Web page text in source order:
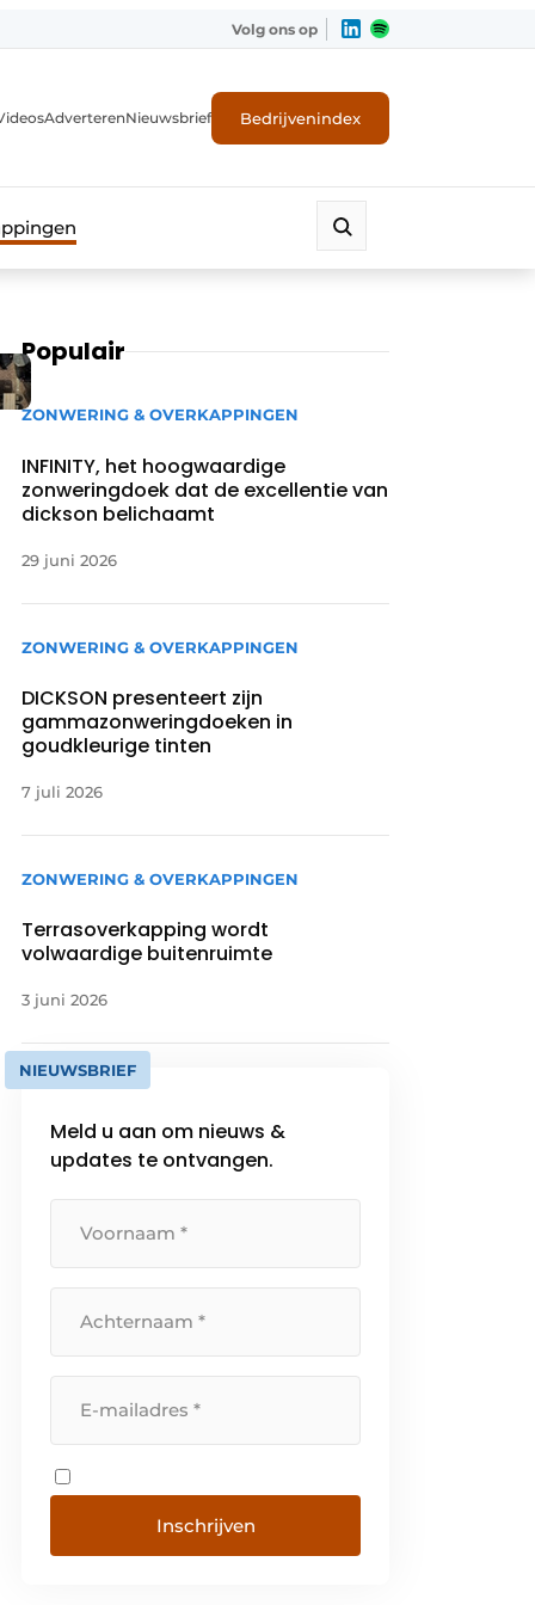
Volg ons op
AdverterenNieuwsbrief Bedrijvenindex
Populair
ZONWERING & OVERKAPPINGEN
INFINITY, het hoogwaardige
zonweringdoek dat de excellentie van
dickson belichaamt
29 juni 2026
ZONWERING & OVERKAPPINGEN
DICKSON presenteert zijn
gammazonweringdoeken in
goudkleurige tinten
7 juli 2026
ZONWERING & OVERKAPPINGEN
Terrasoverkapping wordt
volwaardige buitenruimte
3 juni 2026
NIEUWSBRIEF
Meld u aan om nieuws &
updates te ontvangen.
Inschrijven